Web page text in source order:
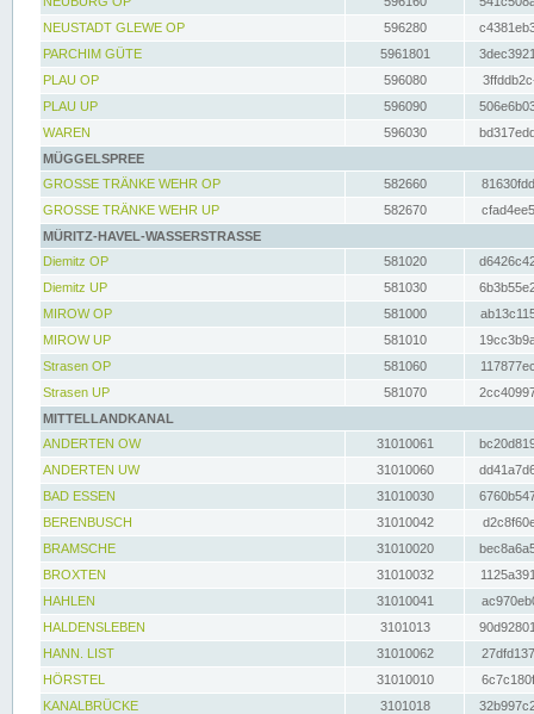
NEUSTADT GLEWE OP
596280
PARCHIM GÜTE
5961801
PLAU OP
596080
PLAU UP
596090
WAREN
596030
MÜGGELSPREE
GROSSE TRÄNKE WEHR OP
582660
GROSSE TRÄNKE WEHR UP
582670
MÜRITZ-HAVEL-WASSERSTRASSE
Diemitz OP
581020
Diemitz UP
581030
MIROW OP
581000
MIROW UP
581010
Strasen OP
581060
Strasen UP
581070
MITTELLANDKANAL
ANDERTEN OW
31010061
ANDERTEN UW
31010060
BAD ESSEN
31010030
BERENBUSCH
31010042
BRAMSCHE
31010020
BROXTEN
31010032
HAHLEN
31010041
HALDENSLEBEN
3101013
HANN. LIST
31010062
HÖRSTEL
31010010
KANALBRÜCKE
3101018